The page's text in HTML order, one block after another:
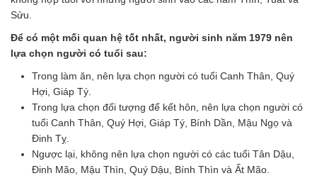
Sửu.
Để có một mối quan hệ tốt nhất, người sinh năm 1979 nên
lựa chọn người có tuổi sau:
Trong làm ăn, nên lựa chọn người có tuổi Canh Thân, Quý
Hợi, Giáp Tý.
Trong lựa chọn đối tượng để kết hôn, nên lựa chọn người có
tuổi Canh Thân, Quý Hợi, Giáp Tý, Bính Dần, Mậu Ngọ và
Đinh Tỵ.
Ngược lại, không nên lựa chọn người có các tuổi Tân Dậu,
Đinh Mão, Mậu Thìn, Quý Dậu, Bính Thìn và Ất Mão.